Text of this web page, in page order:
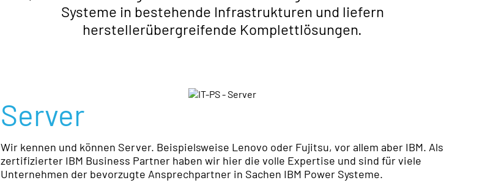
Systeme in bestehende Infrastrukturen und liefern
herstellerübergreifende Komplettlösungen.
Server
Wir kennen und können Server. Beispielsweise Lenovo oder Fujitsu, vor allem aber IBM. Als
zertifizierter IBM Business Partner haben wir hier die volle Expertise und sind für viele
Unternehmen der bevorzugte Ansprechpartner in Sachen IBM Power Systeme.